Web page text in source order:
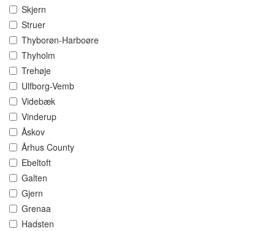
Skjern
Struer
Thyborøn-Harboøre
Thyholm
Trehøje
Ulfborg-Vemb
Videbæk
Vinderup
Åskov
Århus County
Ebeltoft
Galten
Gjern
Grenaa
Hadsten